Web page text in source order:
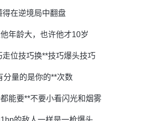
在逆境局中翻盘
年龄大，也许他才10岁
位技巧换**技巧爆头技巧
分量的是你的**次数
能要**不要小看闪光和烟雾